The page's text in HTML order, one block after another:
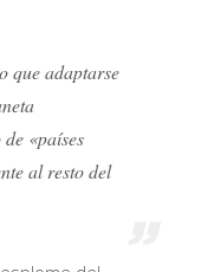
que adaptarse
«países
al resto del